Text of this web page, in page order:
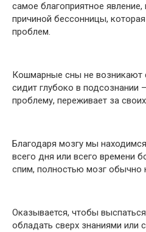
самое благоприятное
причиной бессонницы,
проблем.
Кошмарные сны не возникают
сидит глубоко в подсознании
проблему, переживает за
Благодаря мозгу мы
всего дня или всего времени
спим, полностью мозг обычно
Оказывается, чтобы
обладать сверх знаниями или